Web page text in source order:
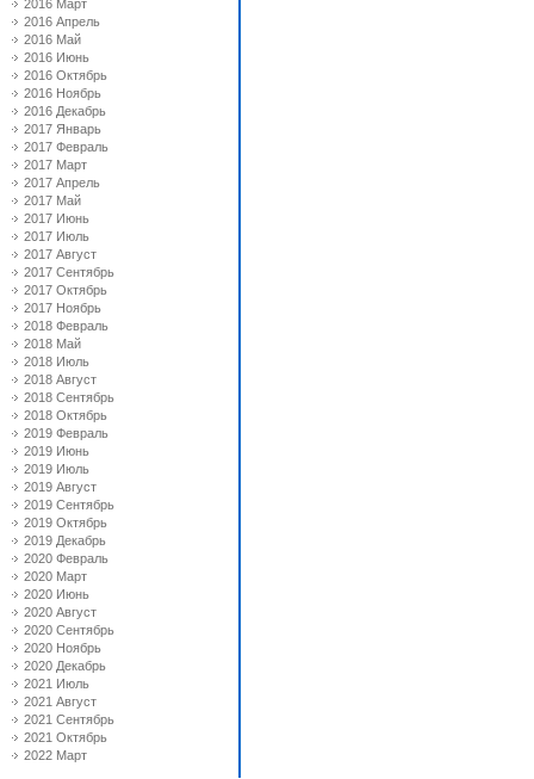
2016 Март
2016 Апрель
2016 Май
2016 Июнь
2016 Октябрь
2016 Ноябрь
2016 Декабрь
2017 Январь
2017 Февраль
2017 Март
2017 Апрель
2017 Май
2017 Июнь
2017 Июль
2017 Август
2017 Сентябрь
2017 Октябрь
2017 Ноябрь
2018 Февраль
2018 Май
2018 Июль
2018 Август
2018 Сентябрь
2018 Октябрь
2019 Февраль
2019 Июнь
2019 Июль
2019 Август
2019 Сентябрь
2019 Октябрь
2019 Декабрь
2020 Февраль
2020 Март
2020 Июнь
2020 Август
2020 Сентябрь
2020 Ноябрь
2020 Декабрь
2021 Июль
2021 Август
2021 Сентябрь
2021 Октябрь
2022 Март